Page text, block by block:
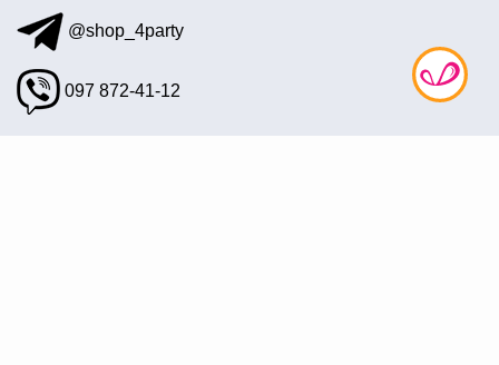
@shop_4party
097 872-41-12